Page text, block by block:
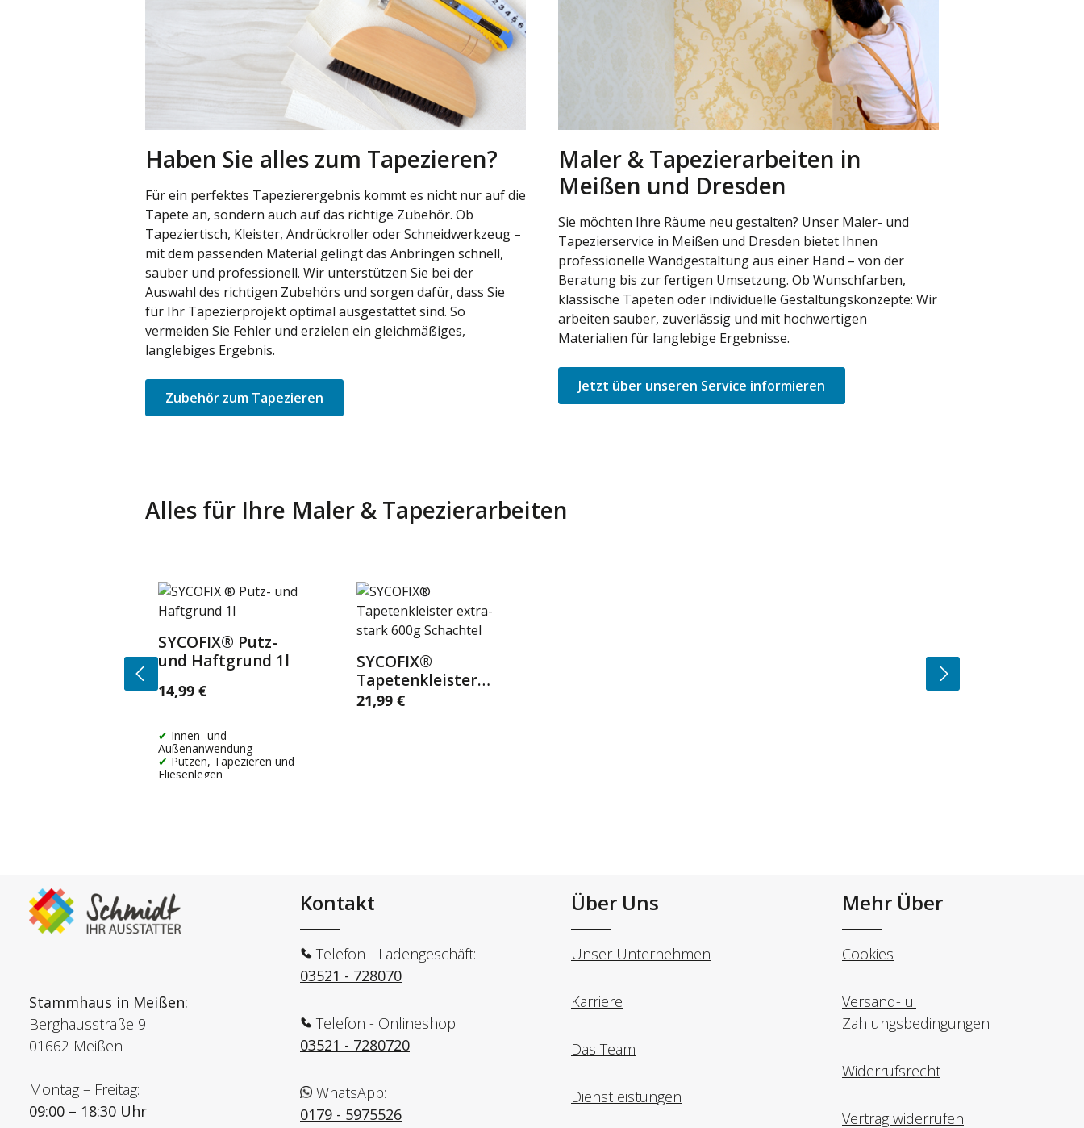
Haben Sie alles zum Tapezieren?
Für ein perfektes Tapezierergebnis kommt es nicht nur auf die
Tapete an, sondern auch auf das richtige Zubehör. Ob
Tapeziertisch, Kleister, Andrückroller oder Schneidwerkzeug –
mit dem passenden Material gelingt das Anbringen schnell,
sauber und professionell. Wir unterstützen Sie bei der
Auswahl des richtigen Zubehörs und sorgen dafür, dass Sie
für Ihr Tapezierprojekt optimal ausgestattet sind. So
vermeiden Sie Fehler und erzielen ein gleichmäßiges,
langlebiges Ergebnis.
Zubehör zum Tapezieren
Maler & Tapezierarbeiten in
Meißen und Dresden
Sie möchten Ihre Räume neu gestalten? Unser Maler- und
Tapezierservice in Meißen und Dresden bietet Ihnen
professionelle Wandgestaltung aus einer Hand – von der
Beratung bis zur fertigen Umsetzung. Ob Wunschfarben,
klassische Tapeten oder individuelle Gestaltungskonzepte: Wir
arbeiten sauber, zuverlässig und mit hochwertigen
Materialien für langlebige Ergebnisse.
Jetzt über unseren Service informieren
Alles für Ihre Maler & Tapezierarbeiten
Produktgalerie überspringen
Details
SYCOFIX® Putz-
und Haftgrund 1l
Regulärer Preis:
14,99 €
Innen- und
Außenanwendung
Putzen, Tapezieren und
Fliesenlegen
Details
SYCOFIX®
Tapetenkleister
extra-stark 600g
Regulärer Preis:
21,99 €
Stammhaus in Meißen:
Berghausstraße 9
01662 Meißen
Montag – Freitag:
09:00 – 18:30 Uhr
Kontakt
Telefon - Ladengeschäft:
03521 - 728070
Telefon - Onlineshop:
03521 - 7280720
WhatsApp:
0179 - 5975526
Über Uns
Unser Unternehmen
Karriere
Das Team
Dienstleistungen
Mehr Über
Cookies
Versand- u.
Zahlungsbedingungen
Widerrufsrecht
Vertrag widerrufen